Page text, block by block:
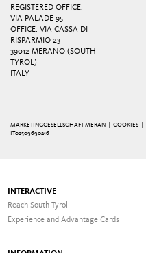
REGISTERED OFFICE:
VIA PALADE 95
OFFICE: VIA CASSA DI
RISPARMIO 23
39012 MERANO (SOUTH
TYROL)
ITALY
MARKETINGGESELLSCHAFT MERAN | COOKIES
IT02509690216
INTERACTIVE
Reach South Tyrol
Experience and Advantage Cards